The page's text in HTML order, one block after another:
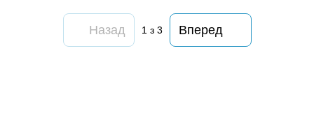
Назад 1 з 3 Вперед